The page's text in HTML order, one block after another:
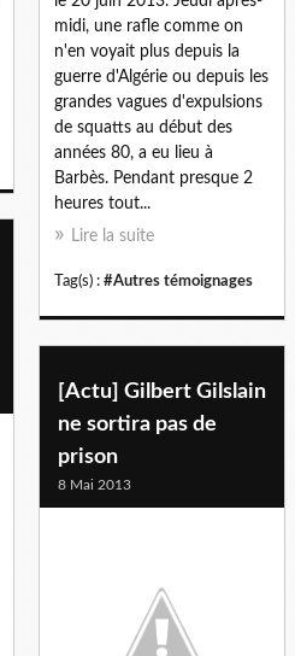
midi, une rafle comme on
n'en voyait plus depuis la
guerre d'Algérie ou depuis les
grandes vagues d'expulsions
de squatts au début des
années 80, a eu lieu à
Barbès. Pendant presque 2
heures tout...
Lire la suite
Tag(s) : #Autres témoignages
[Actu] Gilbert Gilslain
ne sortira pas de
prison
8 Mai 2013